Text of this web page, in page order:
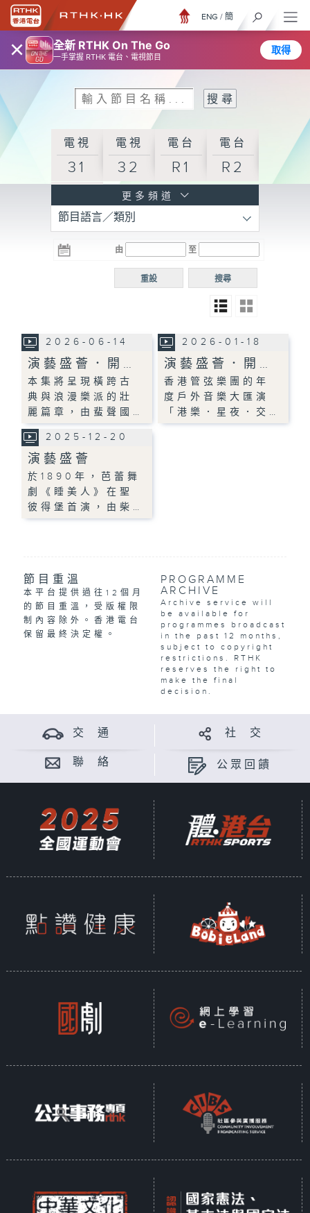
× 全新 RTHK On The Go
一手掌握 RTHK 電台、電視節目
取得
ENG / 簡
電視
31
電視
32
電台
R1
電台
R2
R3
電台 電台
R5
電台
普通
更多頻道
節目語言／類別
由 至
搜尋
重設
2026-06-14
演藝盛薈．開…
本集將呈現橫跨古
典與浪漫樂派的壯
麗篇章，由蜚聲國…
2026-01-18
演藝盛薈．開…
香港管弦樂團的年
度戶外音樂大匯演
「港樂．星夜．交…
2025-12-20
演藝盛薈
於1890年，芭蕾舞
劇《睡美人》在聖
彼得堡首演，由柴…
節目重溫
本平台提供過往12個月
的節目重溫，受版權限
制內容除外。香港電台
保留最終決定權。
PROGRAMME
ARCHIVE
Archive service will
be available for
programmes broadcast
in the past 12 months,
subject to copyright
restrictions. RTHK
reserves the right to
make the final
decision.
交 通 社 交
聯 絡 公眾回饋